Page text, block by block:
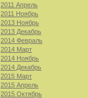
2011 Апрель
2011 Ноябрь
2013 Ноябрь
2013 Декабрь
2014 Февраль
2014 Март
2014 Ноябрь
2014 Декабрь
2015 Март
2015 Апрель
2015 Октябрь